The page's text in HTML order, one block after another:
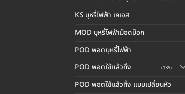
KS บุหรี่ไฟฟ้า เคเอส
MOD บุหรี่ไฟฟ้าม็อดบ๊อก
POD พอตบุหรี่ไฟฟ้า
POD พอตใช้แล้วทิ้ง (135)
POD พอตใช้แล้วทิ้ง แบบเปลี่ยนหัว